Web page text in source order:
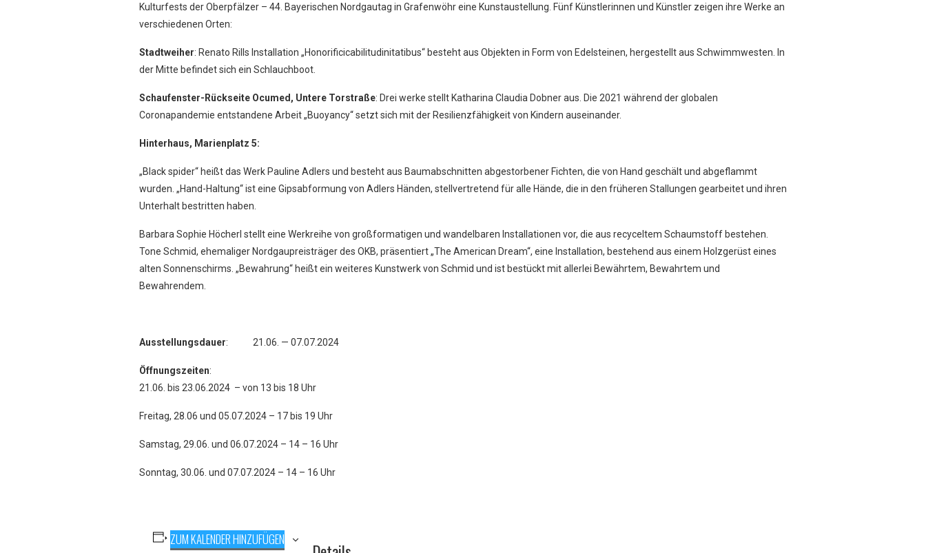
Kulturfests der Oberpfälzer – 44. Bayerischen Nordgautag in Grafenwöhr eine Kunstaustellung. Fünf Künstlerinnen und Künstler zeigen ihre Werke an
verschiedenen Orten:
Stadtweiher: Renato Rills Installation „Honorificicabilitudinitatibus“ besteht aus Objekten in Form von Edelsteinen, hergestellt aus Schwimmwesten. In
der Mitte befindet sich ein Schlauchboot.
Schaufenster-Rückseite Ocumed, Untere Torstraße: Drei werke stellt Katharina Claudia Dobner aus. Die 2021 während der globalen
Coronapandemie entstandene Arbeit „Buoyancy“ setzt sich mit der Resilienzfähigkeit von Kindern auseinander.
Hinterhaus, Marienplatz 5:
„Black spider“ heißt das Werk Pauline Adlers und besteht aus Baumabschnitten abgestorbener Fichten, die von Hand geschält und abgeflammt
wurden. „Hand-Haltung“ ist eine Gipsabformung von Adlers Händen, stellvertretend für alle Hände, die in den früheren Stallungen gearbeitet und ihren
Unterhalt bestritten haben.
Barbara Sophie Höcherl stellt eine Werkreihe von großformatigen und wandelbaren Installationen vor, die aus recyceltem Schaumstoff bestehen.
Tone Schmid, ehemaliger Nordgaupreisträger des OKB, präsentiert „The American Dream“, eine Installation, bestehend aus einem Holzgerüst eines
alten Sonnenschirms. „Bewahrung“ heißt ein weiteres Kunstwerk von Schmid und ist bestückt mit allerlei Bewährtem, Bewahrtem und
Bewahrendem.
Ausstellungsdauer: 21.06. — 07.07.2024
Öffnungszeiten:
21.06. bis 23.06.2024 – von 13 bis 18 Uhr
Freitag, 28.06 und 05.07.2024 – 17 bis 19 Uhr
Samstag, 29.06. und 06.07.2024 – 14 – 16 Uhr
Sonntag, 30.06. und 07.07.2024 – 14 – 16 Uhr
ZUM KALENDER HINZUFÜGEN